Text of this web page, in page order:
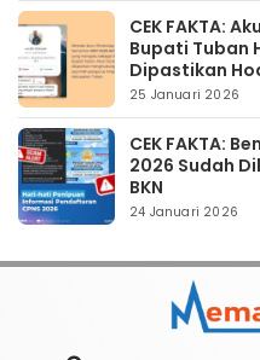
CEK FAKTA:
Bupati Tuban
Dipastikan
25 Januari 2026
CEK FAKTA:
2026 Sudah
BKN
24 Januari 2026